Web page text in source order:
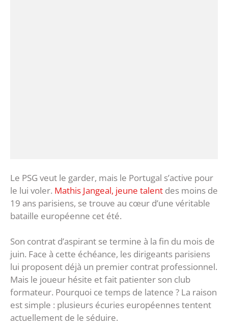
Le PSG veut le garder, mais le Portugal s’active pour
le lui voler. Mathis Jangeal, jeune talent des moins de
19 ans parisiens, se trouve au cœur d’une véritable
bataille européenne cet été.
Son contrat d’aspirant se termine à la fin du mois de
juin. Face à cette échéance, les dirigeants parisiens
lui proposent déjà un premier contrat professionnel.
Mais le joueur hésite et fait patienter son club
formateur. Pourquoi ce temps de latence ? La raison
est simple : plusieurs écuries européennes tentent
actuellement de le séduire.